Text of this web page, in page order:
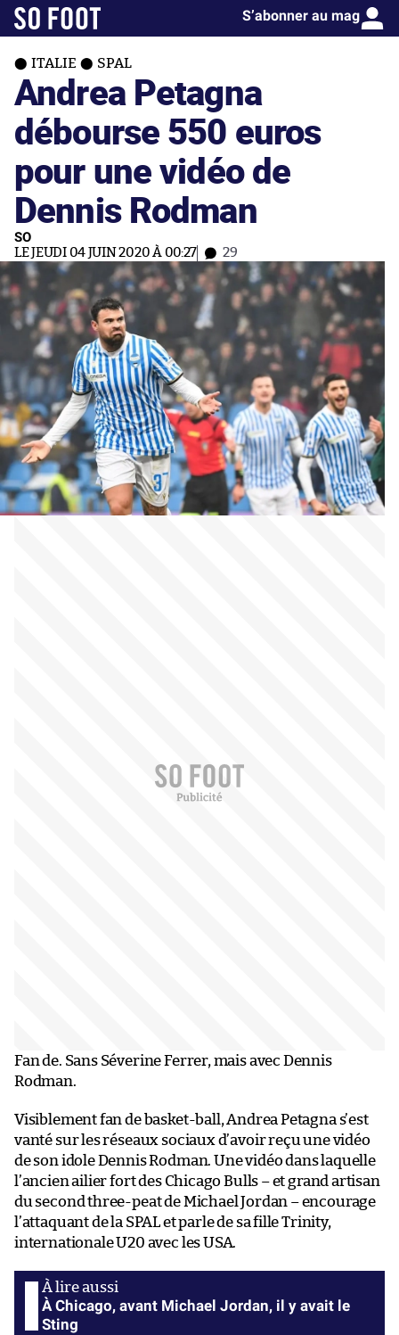
S’abonner au mag
ITALIE SPAL
Andrea Petagna
débourse 550 euros
pour une vidéo de
Dennis Rodman
SO
LE JEUDI 04 JUIN 2020 À 00:27 29
Fan de. Sans Séverine Ferrer, mais avec Dennis
Rodman.
Visiblement fan de basket-ball, Andrea Petagna s’est
vanté sur les réseaux sociaux d’avoir reçu une vidéo
de son idole Dennis Rodman. Une vidéo dans laquelle
l’ancien ailier fort des Chicago Bulls – et grand artisan
du second three-peat de Michael Jordan – encourage
l’attaquant de la SPAL et parle de sa fille Trinity,
internationale U20 avec les USA.
À Chicago, avant Michael Jordan, il y avait le
Sting